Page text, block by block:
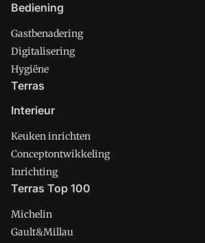
Bediening
Gastbenadering
Digitalisering
Hygiëne
Terras
Interieur
Keuken inrichten
Conceptontwikkeling
Inrichting
Terras Top 100
Michelin
Gault&Millau